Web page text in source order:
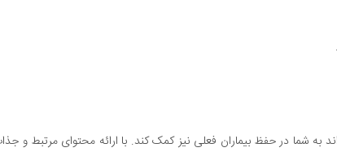
شما در حفظ بیماران فعلی نیز کمک کند. با ارائه محتوای مرتبط و